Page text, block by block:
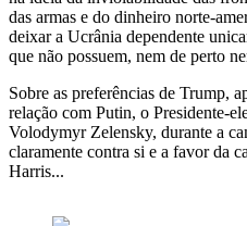
das armas e do dinheiro norte-
deixar a Ucrânia dependente
que não possuem, nem de perto
Sobre as preferências de Trump,
relação com Putin, o Presidente-
Volodymyr Zelensky, durante a
claramente contra si e a favor da
Harris...